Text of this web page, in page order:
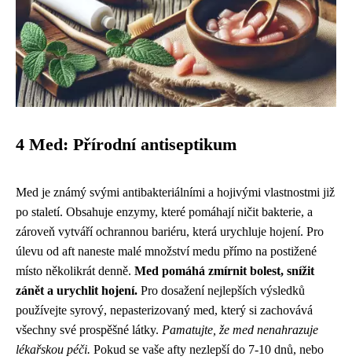
4 Med: Přírodní antiseptikum
Med je známý svými antibakteriálními a hojivými vlastnostmi již
po staletí. Obsahuje enzymy, které pomáhají ničit bakterie, a
zároveň vytváří ochrannou bariéru, která urychluje hojení. Pro
úlevu od aft naneste malé množství medu přímo na postižené
místo několikrát denně. Med pomáhá zmírnit bolest, snížit
zánět a urychlit hojení. Pro dosažení nejlepších výsledků
používejte syrový, nepasterizovaný med, který si zachovává
všechny své prospěšné látky. Pamatujte, že med nenahrazuje
lékařskou péči. Pokud se vaše afty nezlepší do 7-10 dnů, nebo